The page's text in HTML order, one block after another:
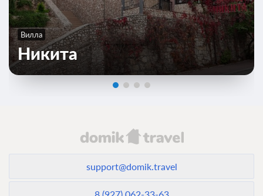
Вилла
Никита
support@domik.travel